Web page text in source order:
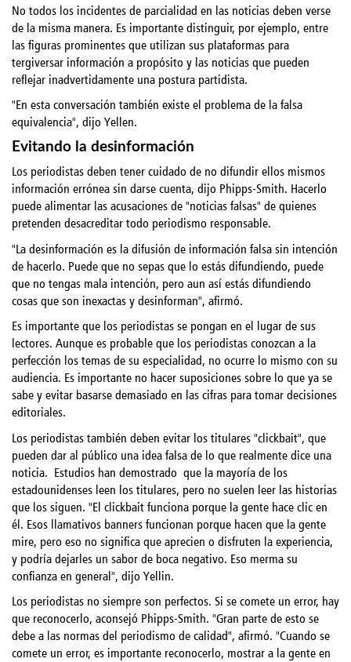
No todos los incidentes de parcialidad en las noticias deben verse
de la misma manera. Es importante distinguir, por ejemplo, entre
las figuras prominentes que utilizan sus plataformas para
tergiversar información a propósito y las noticias que pueden
reflejar inadvertidamente una postura partidista.
"En esta conversación también existe el problema de la falsa
equivalencia", dijo Yellen.
Evitando la desinformación
Los periodistas deben tener cuidado de no difundir ellos mismos
información errónea sin darse cuenta, dijo Phipps-Smith. Hacerlo
puede alimentar las acusaciones de "noticias falsas" de quienes
pretenden desacreditar todo periodismo responsable.
"La desinformación es la difusión de información falsa sin intención
de hacerlo. Puede que no sepas que lo estás difundiendo, puede
que no tengas mala intención, pero aun así estás difundiendo
cosas que son inexactas y desinforman", afirmó.
Es importante que los periodistas se pongan en el lugar de sus
lectores. Aunque es probable que los periodistas conozcan a la
perfección los temas de su especialidad, no ocurre lo mismo con su
audiencia. Es importante no hacer suposiciones sobre lo que ya se
sabe y evitar basarse demasiado en las cifras para tomar decisiones
editoriales.
Los periodistas también deben evitar los titulares "clickbait", que
pueden dar al público una idea falsa de lo que realmente dice una
noticia. Estudios han demostrado que la mayoría de los
estadounidenses leen los titulares, pero no suelen leer las historias
que los siguen. "El clickbait funciona porque la gente hace clic en
él. Esos llamativos banners funcionan porque hacen que la gente
mire, pero eso no significa que aprecien o disfruten la experiencia,
y podría dejarles un sabor de boca negativo. Eso merma su
confianza en general", dijo Yellin.
Los periodistas no siempre son perfectos. Si se comete un error, hay
que reconocerlo, aconsejó Phipps-Smith. "Gran parte de esto se
debe a las normas del periodismo de calidad", afirmó. "Cuando se
comete un error, es importante reconocerlo, mostrar a la gente en